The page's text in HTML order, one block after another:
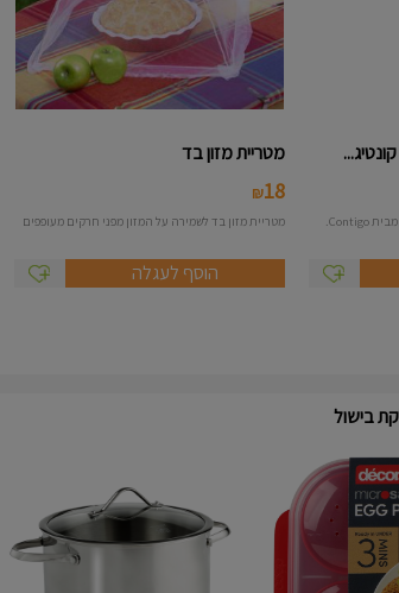
בקבוק תרמי מנירוסטה בנפח 900 מ"ל מבית Contigo.
מטריית מזון בד
18
₪
מטריית מזון בד לשמירה על המזון מפני חרקים מעופפים
הוסף לעגלה
בישול